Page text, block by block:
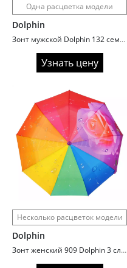
Одна расцветка модели
Dolphin
Зонт мужской Dolphin 132 cемейный облегченный
Узнать цену
Несколько расцветок модели
Dolphin
Зонт женский 909 Dolphin 3 сл автомат радуга